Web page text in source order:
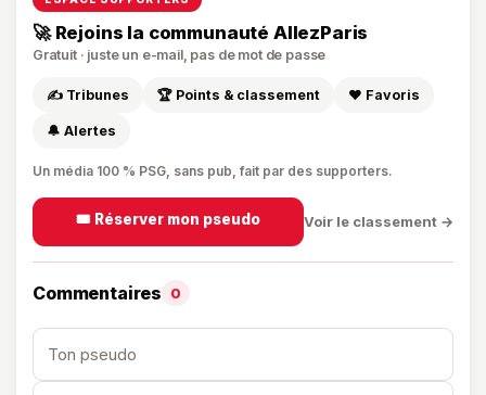
🚀 Rejoins la communauté AllezParis
Gratuit · juste un e-mail, pas de mot de passe
✍️ Tribunes 🏆 Points & classement ❤️ Favoris
🔔 Alertes
Un média 100 % PSG, sans pub, fait par des supporters.
🎟️ Réserver mon pseudo Voir le classement →
Commentaires 0